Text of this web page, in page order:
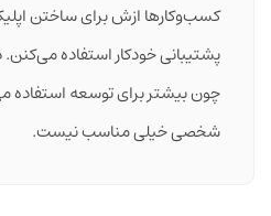
کسب‌وکارها ازش برای ساختن
پشتیبانی خودکار استفاده
چون بیشتر برای توسعه استفاده
شخصی خیلی مناسب نیست.